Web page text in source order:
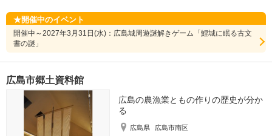
開催中のイベント
開催中～2027年3月31日(水)：広島城周遊謎解きゲーム「鯉城に眠る古文
書の謎」
広島市郷土資料館
広島の農漁業ともの作りの歴史が分か
る
広島県
広島市南区